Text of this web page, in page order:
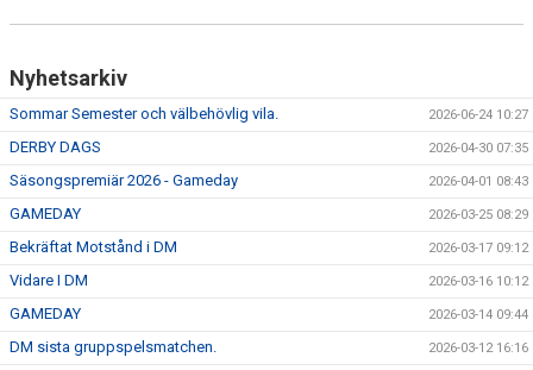
Nyhetsarkiv
Sommar Semester och välbehövlig vila. 2026-06-24 10:27
DERBY DAGS 2026-04-30 07:35
Säsongspremiär 2026 - Gameday 2026-04-01 08:43
GAMEDAY 2026-03-25 08:29
Bekräftat Motstånd i DM 2026-03-17 09:12
Vidare I DM 2026-03-16 10:12
GAMEDAY 2026-03-14 09:44
DM sista gruppspelsmatchen. 2026-03-12 16:16